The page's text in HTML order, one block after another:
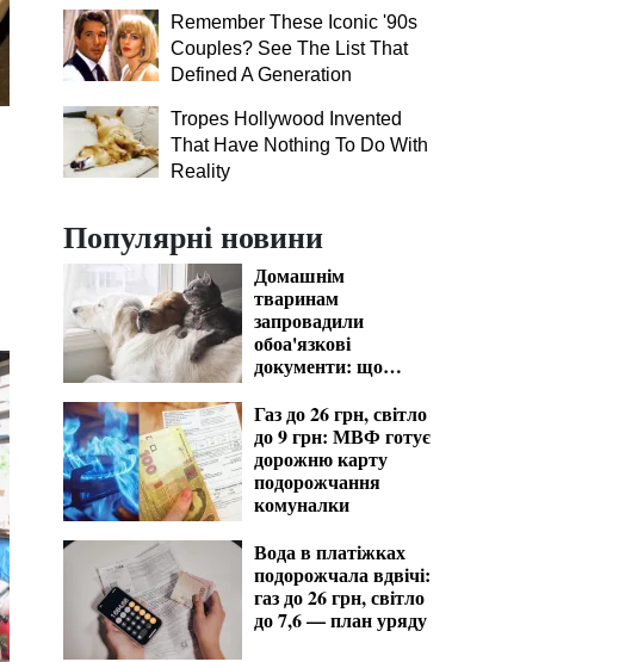
Remember These Iconic '90s
Couples? See The List That
Defined A Generation
Tropes Hollywood Invented
That Have Nothing To Do With
Reality
Популярні новини
Домашнім
тваринам
запровадили
обоа'язкові
документи: що
господарі
Газ до 26 грн, світло
до 9 грн: МВФ готує
дорожню карту
подорожчання
комуналки
Вода в платіжках
подорожчала вдвічі:
газ до 26 грн, світло
до 7,6 — план уряду